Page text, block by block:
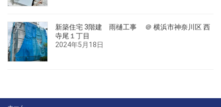
新築住宅 3階建 雨樋工事 ＠ 横浜市神奈川区 西
寺尾１丁目
2024年5月18日